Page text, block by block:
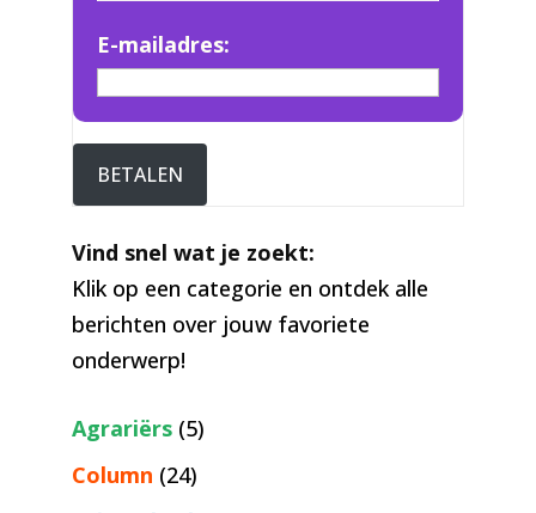
E-mailadres:
BETALEN
Vind snel wat je zoekt:
Klik op een categorie en ontdek alle
berichten over jouw favoriete
onderwerp!
Agrariërs(5)
Column (24)